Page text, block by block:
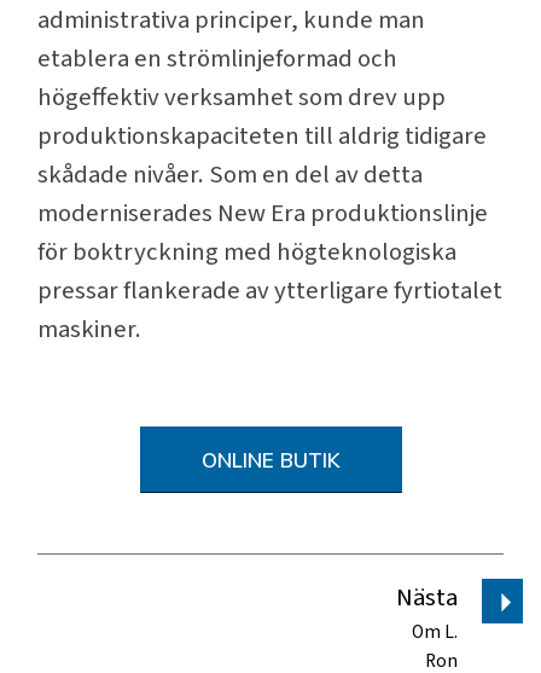
administrativa principer, kunde man
etablera en strömlinjeformad och
högeffektiv verksamhet som drev upp
produktionskapaciteten till aldrig tidigare
skådade nivåer. Som en del av detta
moderniserades New Era produktionslinje
för boktryckning med högteknologiska
pressar flankerade av ytterligare fyrtiotalet
maskiner.
ONLINE BUTIK
Nästa
Om L.
Ron